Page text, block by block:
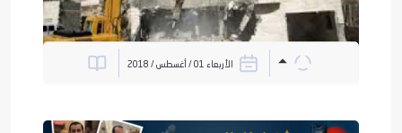
الأربعاء 01 / أغسطس / 2018